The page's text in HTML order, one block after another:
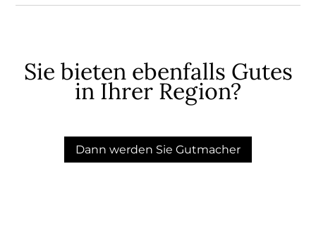
Sie bieten ebenfalls Gutes
in Ihrer Region?
Dann werden Sie Gutmacher